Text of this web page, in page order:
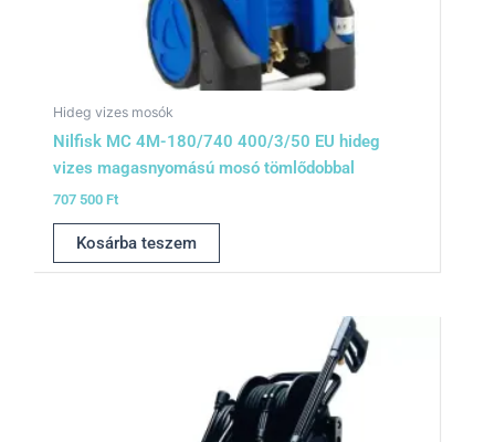
Hideg vizes mosók
Nilfisk MC 4M-180/740 400/3/50 EU hideg
vizes magasnyomású mosó tömlődobbal
707 500 Ft
Kosárba teszem